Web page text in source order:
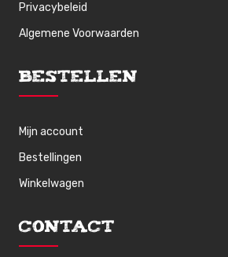
Privacybeleid
Algemene Voorwaarden
Bestellen
Mijn account
Bestellingen
Winkelwagen
Contact